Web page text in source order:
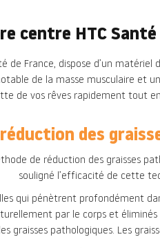
centre HTC Santé
de France, dispose d’un
de la masse musculaire et
de vos rêves rapidement tout
des
de réduction des graisses
souligné l’efficacité de cette
qui pénètrent profondément
par le corps et
graisses pathologiques. Les